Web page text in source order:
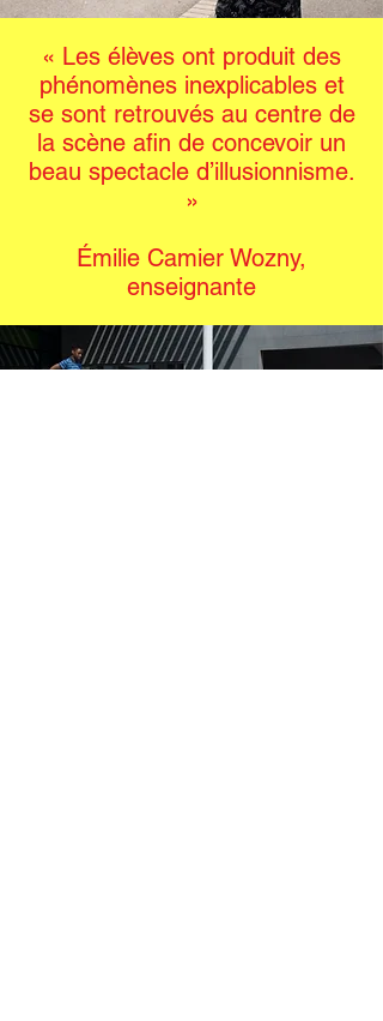
« Les élèves ont produit des
phénomènes inexplicables et
se sont retrouvés au centre de
la scène afin de concevoir un
beau spectacle d’illusionnisme.
»
Émilie Camier Wozny,
enseignante